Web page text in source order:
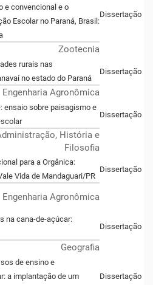
e convencional e o
Escolar no Paraná, Brasil:
Dissertação
Zootecnia
rurais nas
no estado do Paraná
Dissertação
Engenharia Agronômica
ensaio sobre paisagismo e
Dissertação
História e
Filosofia
para a Orgânica:
Vida de Mandaguari/PR
Dissertação
Engenharia Agronômica
na cana-de-açúcar:
Dissertação
Geografia
de ensino e
a implantação de um
Dissertação